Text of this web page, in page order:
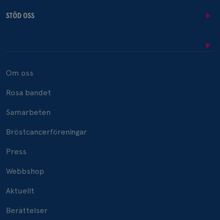
STÖD OSS
Om oss
Rosa bandet
Samarbeten
Bröstcancerföreningar
Press
Webbshop
Aktuellt
Berättelser